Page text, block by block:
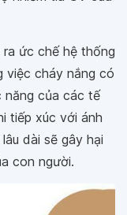
ức chế hệ thống
việc cháy nắng có
năng của các tế
tiếp xúc với ánh
dài sẽ gây hại
con người.